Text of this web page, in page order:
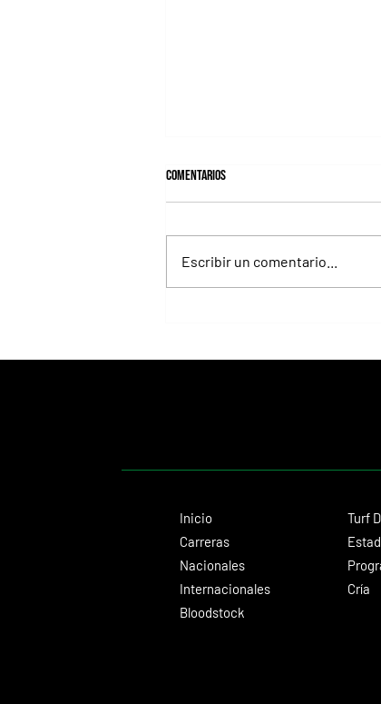
Comentarios
Escribir un comentario...
Inicio
Carreras
Nacionales
Internacionales
Bloodstock
Turf
Cría